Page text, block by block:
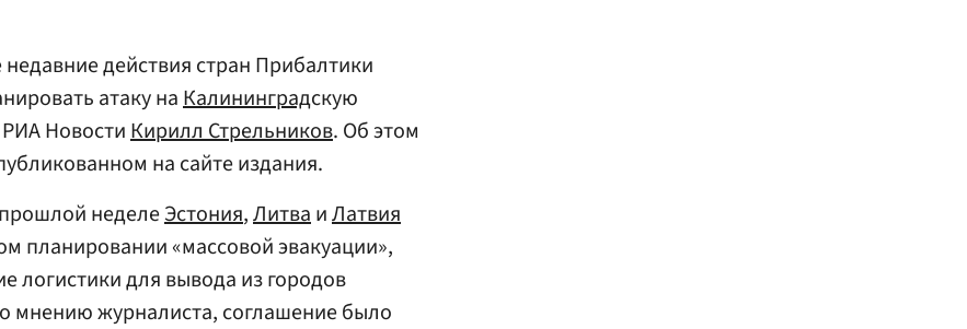
действия стран Прибалтики
атаку наКалининградскую
РИА НовостиКирилл Стрельников. Об этом
на сайте издания.
неделеЭстония,ЛитваиЛатвия
планировании «массовой эвакуации»,
для вывода из городов
мнению журналиста, соглашение было